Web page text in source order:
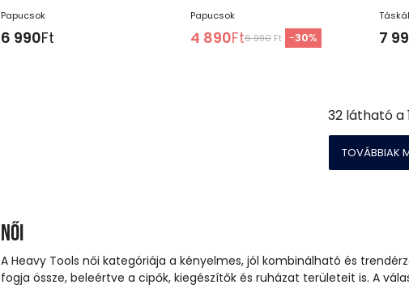
Papucsok
6 990Ft
Papucsok
4 890Ft6 990Ft -30% 7
32látható a
TOVÁBBIAK
Női
A Heavy Tools női kategóriája a kényelmes, jól kombinálható és
fogja össze, beleértve a cipők, kiegészítők és ruházat területeit is. A